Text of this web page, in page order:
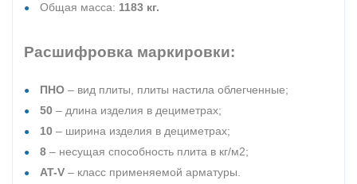
Общая масса: 1183 кг.
Расшифровка маркировки:
ПНО – вид плиты, плиты настила облегченные;
50 – длина изделия в дециметрах;
10 – ширина изделия в дециметрах;
8 – несущая способность плита в кг/м2;
AT-V – класс применяемой арматуры.